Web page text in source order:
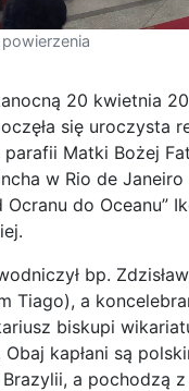
20 kwietnia
się uroczysta
Matki Bożej
w Rio de Janeiro
Ocranu do Oceanu”
bp.
Tiago), a
biskupi
kapłani są
a pochodzą